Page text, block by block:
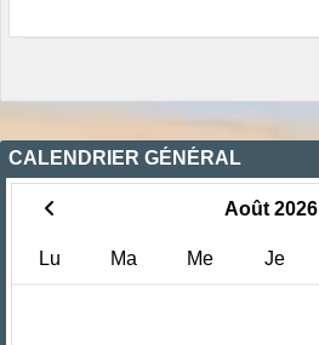
CALENDRIER GÉNÉRAL
Août 2026
Lu Ma Me Je